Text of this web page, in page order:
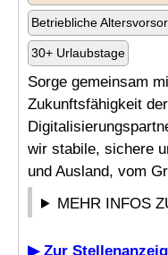
Betriebliche
30+ Urlaubstage
Sorge gemeinsam
Zukunftsfähigkeit
wir stabile, sichere
und Ausland, vom
MEHR INFOS
▶ Zur